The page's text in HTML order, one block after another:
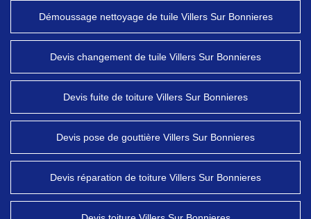
Démoussage nettoyage de tuile Villers Sur Bonnieres
Devis changement de tuile Villers Sur Bonnieres
Devis fuite de toiture Villers Sur Bonnieres
Devis pose de gouttière Villers Sur Bonnieres
Devis réparation de toiture Villers Sur Bonnieres